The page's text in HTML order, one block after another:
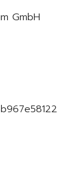
GmbH